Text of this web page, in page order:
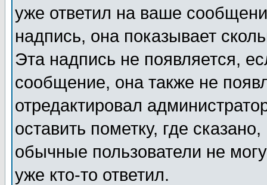
уже ответил на ваше
надпись, она показывает
Эта надпись не появляется,
сообщение, она также не
отредактировал
оставить пометку, где
обычные пользователи не
уже кто-то ответил.